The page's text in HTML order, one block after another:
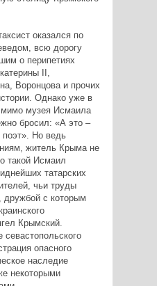
оказался по
всю дорогу
о перипетиях
II,
Воронцова и прочих
Однако уже в
мимо музея Исмаила
бросил: «А это –
поэт». Но ведь
житель Крыма не
такой Исмаил
татарских
чьи труды
дружбой с которым
Крымский.
опасного
наследие
некоторыми